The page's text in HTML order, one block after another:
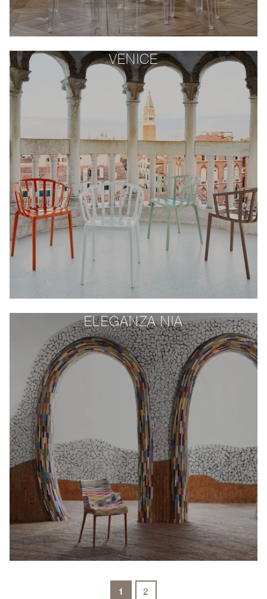
VENICE
ELEGANZA NIA
1 2